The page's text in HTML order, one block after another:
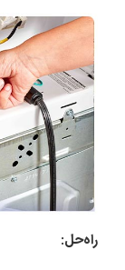
راه‌حل: